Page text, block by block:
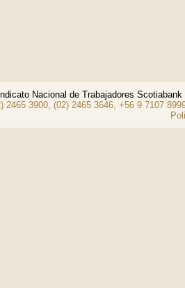
Nacional de Trabajadores
2465 3900, (02) 2465 3646, +56 9 7107